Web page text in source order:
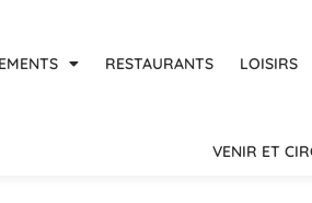
RESTAURANTS LOISIRS
VENIR ET